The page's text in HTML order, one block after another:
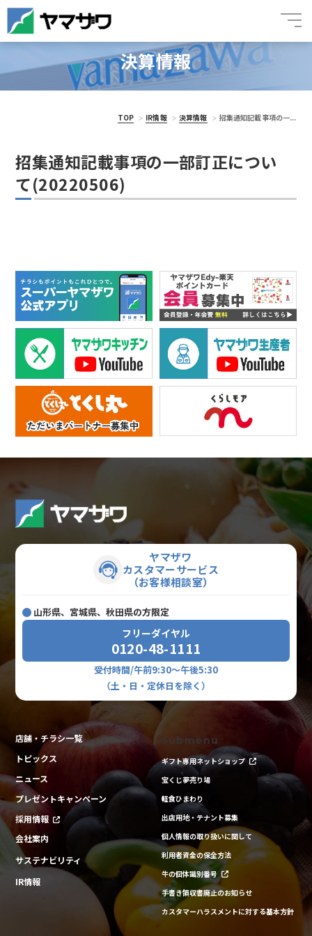
決算情報
TOP IR情報 決算情報 招集通知記載事項の一...
招集通知記載事項の一部訂正につい
て(20220506)
ヤマザワ
カスタマーサービス
（お客様相談室）
山形県、宮城県、秋田県の方限定
フリーダイヤル
0120-48-1111
受付時間/午前9:30～午後5:30
（土・日・定休日を除く）
店舗・チラシ一覧
トピックス
ニュース
プレゼントキャンペーン
採用情報
会社案内
サステナビリティ
IR情報
Submenu
ギフト専用ネットショップ
宝くじ夢売り場
軽食ひまわり
出店用地・テナント募集
個人情報の取り扱いに関して
利用者資金の保全方法
牛の個体識別番号
手書き領収書廃止のお知らせ
カスタマーハラスメントに対する基本方針